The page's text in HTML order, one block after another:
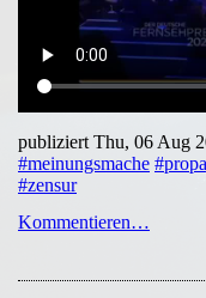
publiziert Thu, 06 Aug
#meinungsmache
#zensur
Kommentieren…